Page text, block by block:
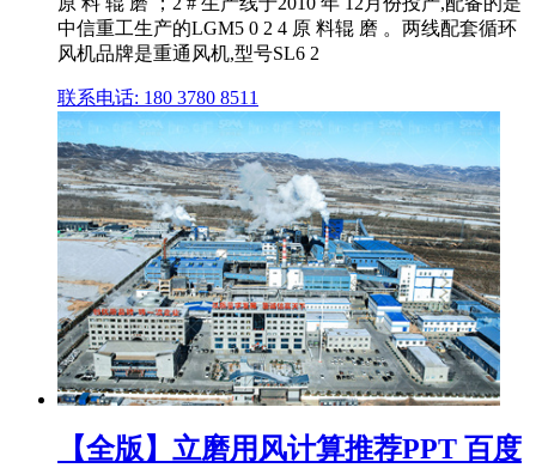
中信重工生产的LGM5 0 2 4 原 料辊 磨 。两线配套循环
风机品牌是重通风机,型号SL6 2
联系电话: 180 3780 8511
【全版】立磨用风计算推荐PPT 百度